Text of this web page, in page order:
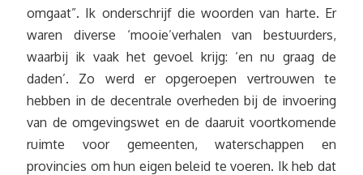
omgaat”. Ik onderschrijf die woorden van harte. Er
waren diverse ‘mooie’verhalen van bestuurders,
waarbij ik vaak het gevoel krijg: ‘en nu graag de
daden’. Zo werd er opgeroepen vertrouwen te
hebben in de decentrale overheden bij de invoering
van de omgevingswet en de daaruit voortkomende
ruimte voor gemeenten, waterschappen en
provincies om hun eigen beleid te voeren. Ik heb dat